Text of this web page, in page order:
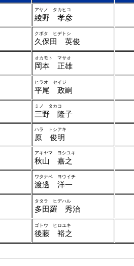
アヤノ タカヒコ
綾野 孝彦
クボタ ヒデトシ
久保田 英俊
オカモト マサオ
岡本 正雄
ヒラオ セイジ
平尾 政嗣
ミノ タカコ
三野 隆子
ハラ トシアキ
原 俊明
アキヤマ ヨシユキ
秋山 嘉之
ワタナベ ヨウイチ
渡邊 洋一
タタラ ヒデハル
多田羅 秀治
ゴトウ ヒロユキ
後藤 裕之